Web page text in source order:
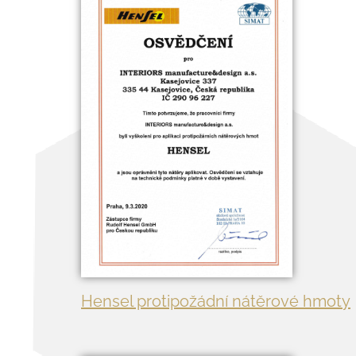
Hensel protipožádní nátěrové hmoty